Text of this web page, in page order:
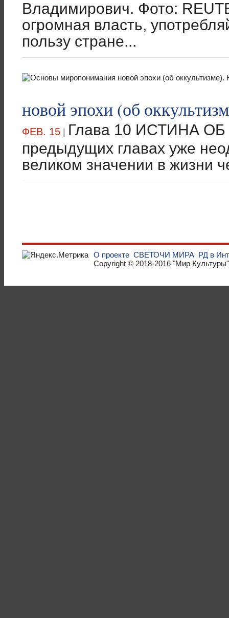
Владимирович. Фото:
огромная власть,
пользу стране...
новой эпохи (об
ФЕВ. 15 | Глава 10 ИСТИНА
предыдущих главах уже
великом значении в жизни
О проекте СВЕТОЧИ МИРА РД в
Copyright © 2018-2016 "Мир Культуры"